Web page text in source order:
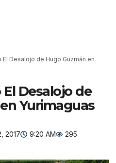
El Desalojo de Hugo Guzmán en
Desalojo de
Yurimaguas
2017 9:20 AM 295